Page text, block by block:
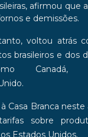
afirmou que
e demissões.
voltou atrás
brasileiros e dos
Canadá,
.
Casa Branca neste
sobre
Estados Unidos.